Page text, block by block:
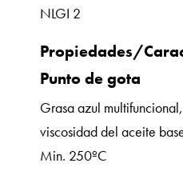
NLGI 2
Propiedades/
Punto de gota
Grasa azul
viscosidad del aceite
Min. 250ºC